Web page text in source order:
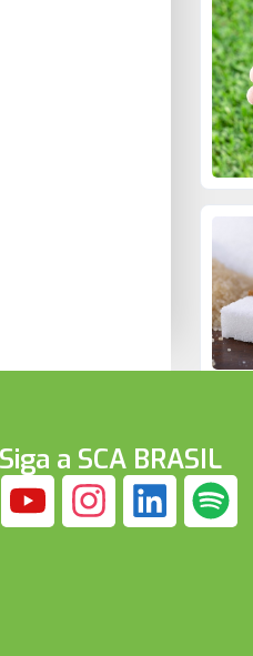
Siga a SCA BRASIL